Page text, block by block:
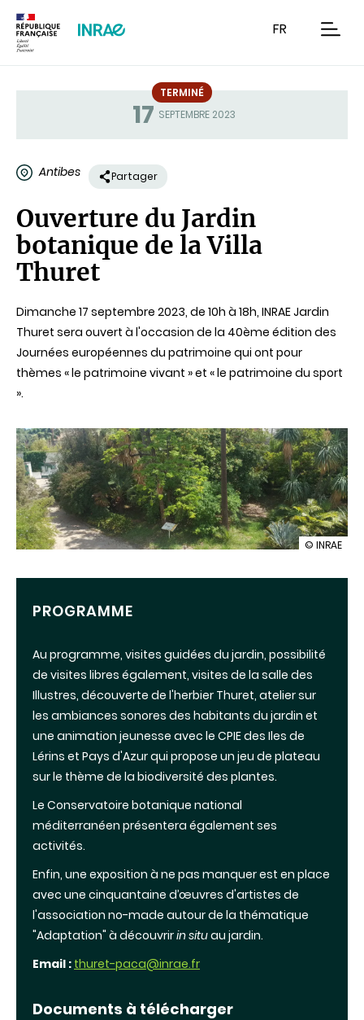
FR
17 SEPTEMBRE 2023
Statut
TERMINÉ
Antibes Partager
Ouverture du Jardin
botanique de la Villa
Thuret
Dimanche 17 septembre 2023, de 10h à 18h, INRAE Jardin
Thuret sera ouvert à l'occasion de la 40ème édition des
Journées européennes du patrimoine qui ont pour
thèmes « le patrimoine vivant » et « le patrimoine du sport
».
illustration
Thuret
© INRAE
PROGRAMME
Au programme, visites guidées du jardin, possibilité
de visites libres également, visites de la salle des
Illustres, découverte de l'herbier Thuret, atelier sur
les ambiances sonores des habitants du jardin et
une animation jeunesse avec le CPIE des Iles de
Lérins et Pays d'Azur qui propose un jeu de plateau
sur le thème de la biodiversité des plantes.
Le Conservatoire botanique national
méditerranéen présentera également ses
activités.
Enfin, une exposition à ne pas manquer est en place
avec une cinquantaine d’œuvres d'artistes de
l'association no-made autour de la thématique
"Adaptation" à découvririn situau jardin.
Email : thuret-paca@inrae.fr
Documents à télécharger